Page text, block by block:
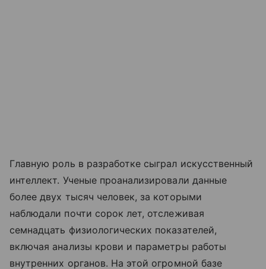
Главную роль в разработке сыграл искусственный
интеллект. Ученые проанализировали данные
более двух тысяч человек, за которыми
наблюдали почти сорок лет, отслеживая
семнадцать физиологических показателей,
включая анализы крови и параметры работы
внутренних органов. На этой огромной базе